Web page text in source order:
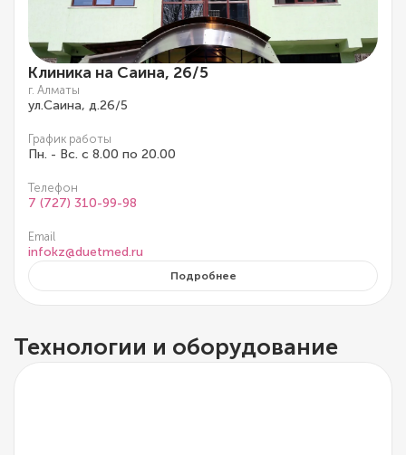
Клиника на Саина, 26/5
г. Алматы
ул.Саина, д.26/5
График работы
Пн. - Вс. с 8.00 по 20.00
Телефон
7 (727) 310-99-98
Email
infokz@duetmed.ru
Подробнее
Технологии и оборудование